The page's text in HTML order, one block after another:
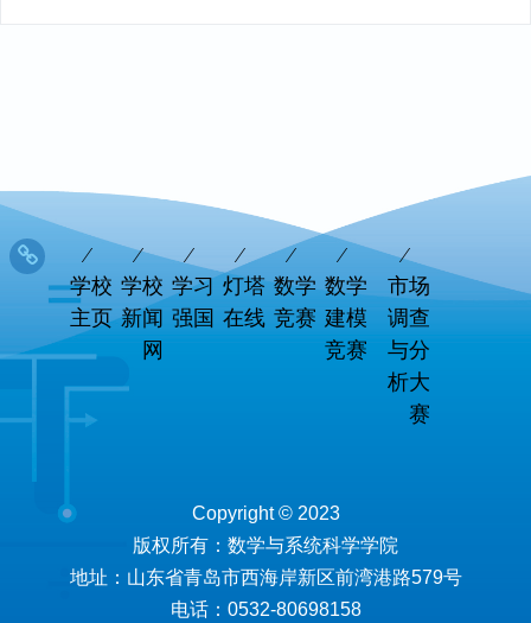
学校
主页
学校
新闻
网
学习
强国
灯塔
在线
数学
竞赛
数学
建模
竞赛
市场
调查
与分
析大
赛
Copyright © 2023
版权所有：数学与系统科学学院
地址：山东省青岛市西海岸新区前湾港路579号
电话：0532-80698158